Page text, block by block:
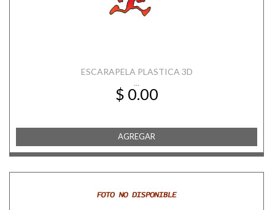
ESCARAPELA PLASTICA 3D
...
$ 0.00
AGREGAR